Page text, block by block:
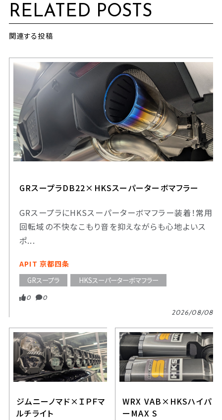
RELATED POSTS
関連する投稿
2026/08/08
GRスープラDB22×HKSスーパーターボマフラー
GRスープラにHKSスーパーターボマフラー装着！常用
回転域の不快なこもり音を抑えながらも心地よいス
ポ...
APIT 京都四条
GRスープラ
HKSスーパーターボマフラー
0 0
ジムニーノマド×ＩＰＦマ
ルチライト
WRX VAB×HKSハイパ
ーMAX S